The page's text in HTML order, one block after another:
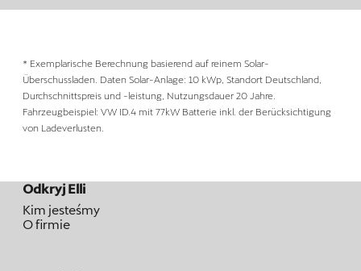
* Exemplarische Berechnung basierend auf reinem Solar-
Überschussladen. Daten Solar-Anlage: 10 kWp, Standort Deutschland,
Durchschnittspreis und -leistung, Nutzungsdauer 20 Jahre.
Fahrzeugbeispiel: VW ID.4 mit 77kW Batterie inkl. der Berücksichtigung
von Ladeverlusten.
Odkryj Elli
Kim jesteśmy
O firmie